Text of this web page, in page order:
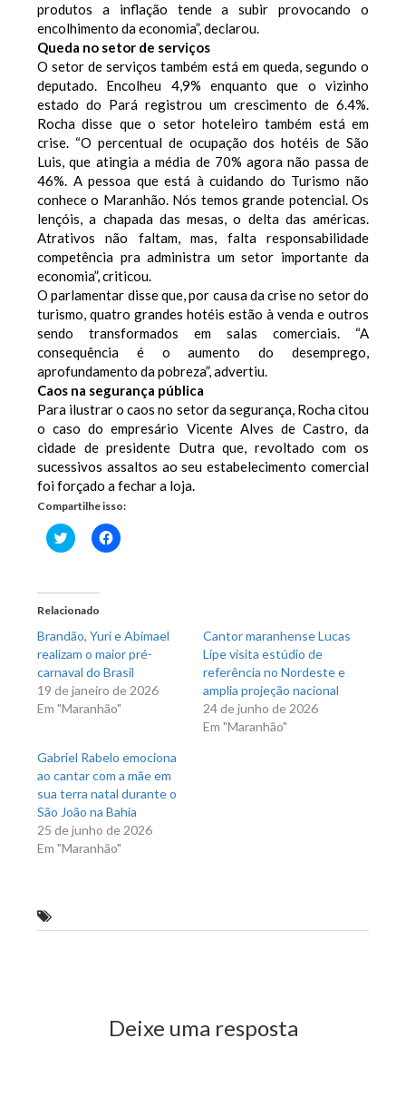
produtos a inflação tende a subir provocando o
encolhimento da economia”, declarou.
Queda no setor de serviços
O setor de serviços também está em queda, segundo o
deputado. Encolheu 4,9% enquanto que o vizinho
estado do Pará registrou um crescimento de 6.4%.
Rocha disse que o setor hoteleiro também está em
crise. “O percentual de ocupação dos hotéis de São
Luis, que atingia a média de 70% agora não passa de
46%. A pessoa que está à cuidando do Turismo não
conhece o Maranhão. Nós temos grande potencial. Os
lençóis, a chapada das mesas, o delta das américas.
Atrativos não faltam, mas, falta responsabilidade
competência pra administra um setor importante da
economia”, criticou.
O parlamentar disse que, por causa da crise no setor do
turismo, quatro grandes hotéis estão à venda e outros
sendo transformados em salas comerciais. “A
consequência é o aumento do desemprego,
aprofundamento da pobreza”, advertiu.
Caos na segurança pública
Para ilustrar o caos no setor da segurança, Rocha citou
o caso do empresário Vicente Alves de Castro, da
cidade de presidente Dutra que, revoltado com os
sucessivos assaltos ao seu estabelecimento comercial
foi forçado a fechar a loja.
Compartilhe isso:
Clique
para
em
nova
janela)
Clique
para
Relacionado
Brandão, Yuri e Abimael
realizam o maior pré-
carnaval do Brasil
19 de janeiro de 2026
Em "Maranhão"
Cantor maranhense Lucas
Lipe visita estúdio de
referência no Nordeste e
amplia projeção nacional
24 de junho de 2026
Em "Maranhão"
Gabriel Rabelo emociona
ao cantar com a mãe em
sua terra natal durante o
São João na Bahia
25 de junho de 2026
Em "Maranhão"
Deixe uma resposta